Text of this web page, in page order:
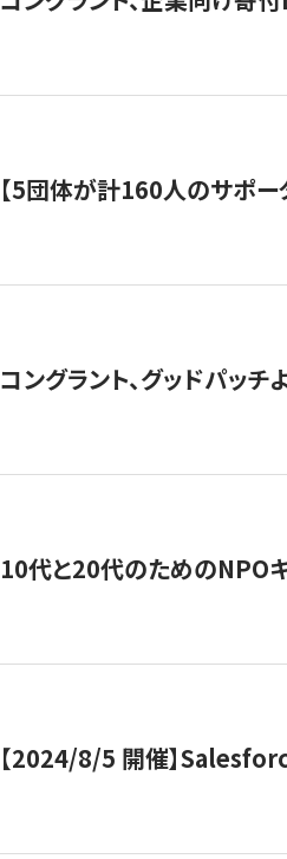
【5団体が計160人のサポ
コングラント、グッドパッ
10代と20代のためのNPO
【2024/8/5 開催】